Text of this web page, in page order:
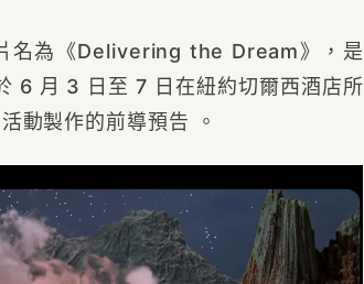
名為《Delivering the Dream》，是
6 月 3 日至 7 日在紐約切爾西酒店所
動製作的前導預告 。